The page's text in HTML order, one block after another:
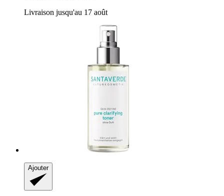
Livraison jusqu'au 17 août
Ajouter